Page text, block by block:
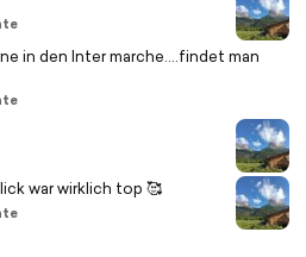
in den Inter marche….findet man
war wirklich top 🥰